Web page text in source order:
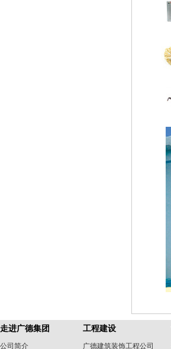
走进广德集团
公司简介
工程建设
广德建筑装饰工程公司